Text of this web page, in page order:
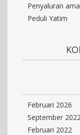
Penyaluran
Peduli Yatim
Februari 2026
September 2022
Februari 2022